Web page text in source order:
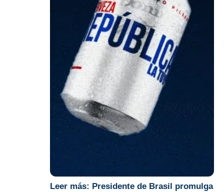
Leer más: Presidente de Brasil promulga